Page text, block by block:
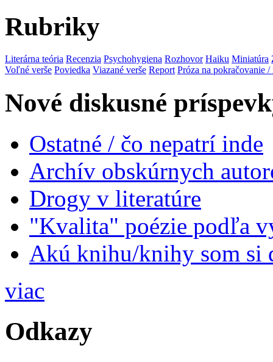
Rubriky
Literárna teória Recenzia Psychohygiena Rozhovor Haiku Miniatúra
Voľné verše Poviedka Viazané verše Report Próza na pokračovanie /
Nové diskusné
Ostatné / čo nepatrí inde
Archív obskúrnych
Drogy v literatúre
"Kvalita" poézie podľa
Akú knihu/knihy som si
viac
Odkazy